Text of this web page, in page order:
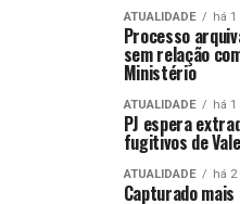
ATUALIDADE há 1
Processo
sem relação
Ministério
ATUALIDADE há 1
PJ espera
fugitivos de
ATUALIDADE há 2
Capturado